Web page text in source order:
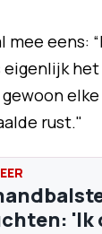
mee
rust."
'Ik